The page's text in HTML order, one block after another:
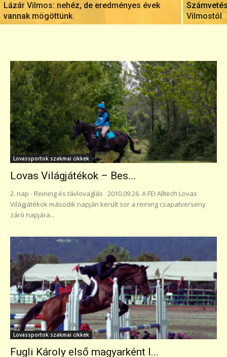
Lázár Vilmos: nehéz, de eredményes évek
vannak mögöttünk
Vilmostól
Lovassportok szakmai cikkek
Lovas Világjátékok – Bes...
2. nap - Reining és távlovaglás 2010.09.26. A FEI Alltech Lovas
Világjátékok második napján került sor a reining csapatverseny
záró napjára...
Lovassportok szakmai cikkek
Fugli Károly első magyarként l...